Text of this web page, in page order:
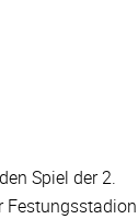
Spiel der 2.